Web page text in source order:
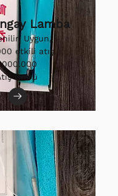
Lamba
Uygun,
etkili atış.
Ömrü